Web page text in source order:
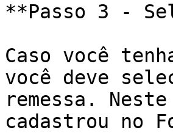
**Passo 3 -
Caso você
você deve
remessa.
cadastrou no